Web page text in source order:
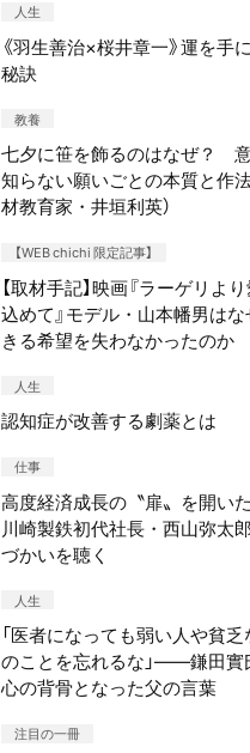
人生
《羽生善治×桜井章一》運を手
秘訣
教養
七夕に笹を飾るのはなぜ？
知らない願いごとの本質と作法
材教育家・井垣利英）
【WEB chichi 限定記事】
【取材手記】映画『ラーゲリよ
込めて』モデル・山本幡男は
きる希望を失わなかったのか
人生
認知症が改善する劇薬とは
仕事
高度経済成長の〝扉〟を開いた
川崎製鉄初代社長・西山弥太
づかいを聴く
人生
「医者になっても弱い人や貧乏
のことを忘れるな」——鎌田實
心の背骨となった父の言葉
注目の一冊